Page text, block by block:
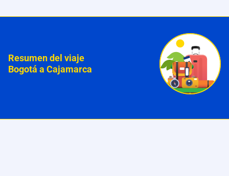
Resumen del viaje
Bogotá a Cajamarca